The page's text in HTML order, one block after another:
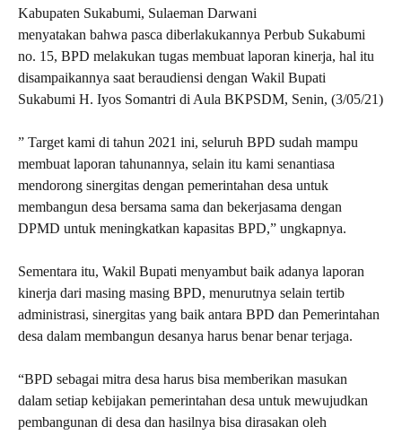
Kabupaten Sukabumi, Sulaeman Darwani
menyatakan bahwa pasca diberlakukannya Perbub Sukabumi
no. 15, BPD melakukan tugas membuat laporan kinerja, hal itu
disampaikannya saat beraudiensi dengan Wakil Bupati
Sukabumi H. Iyos Somantri di Aula BKPSDM, Senin, (3/05/21)
” Target kami di tahun 2021 ini, seluruh BPD sudah mampu
membuat laporan tahunannya, selain itu kami senantiasa
mendorong sinergitas dengan pemerintahan desa untuk
membangun desa bersama sama dan bekerjasama dengan
DPMD untuk meningkatkan kapasitas BPD,” ungkapnya.
Sementara itu, Wakil Bupati menyambut baik adanya laporan
kinerja dari masing masing BPD, menurutnya selain tertib
administrasi, sinergitas yang baik antara BPD dan Pemerintahan
desa dalam membangun desanya harus benar benar terjaga.
“BPD sebagai mitra desa harus bisa memberikan masukan
dalam setiap kebijakan pemerintahan desa untuk mewujudkan
pembangunan di desa dan hasilnya bisa dirasakan oleh